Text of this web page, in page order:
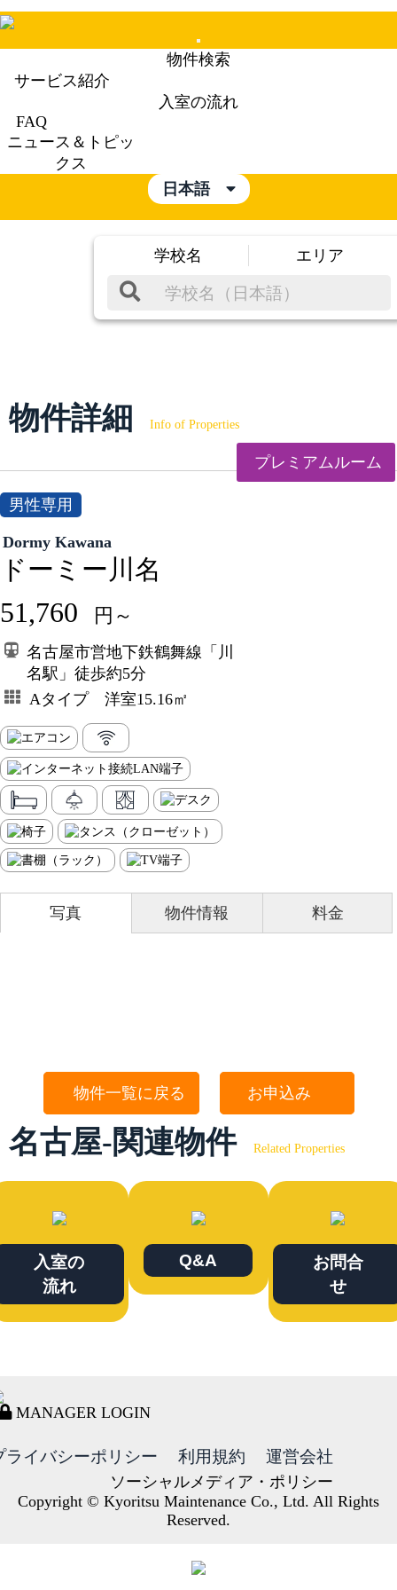
Mobile
Menu
物件検索
サービス紹介
入室の流れ
FAQ
ニュース＆トピッ
クス
日本語
学校名 エリア
物件詳細 Info of Properties
プレミアムルーム
男性専用
Dormy Kawana
ドーミー川名
51,760 円～
名古屋市営地下鉄鶴舞線「川
名駅」徒歩約5分
Aタイプ 洋室15.16㎡
写真 物件情報 料金
物件一覧に戻る お申込み
名古屋-関連物件 Related Properties
入室の
流れ
Q&A
お問合
せ
MANAGER LOGIN
ライバシーポリシー 利用規約 運営会社
ソーシャルメディア・ポリシー
Copyright © Kyoritsu Maintenance Co., Ltd. All Rights
Reserved.